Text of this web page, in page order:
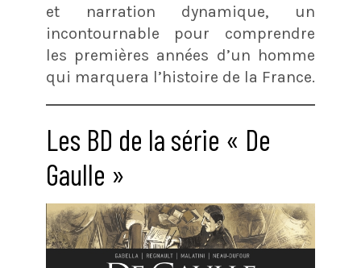
et narration dynamique, un
incontournable pour comprendre
les premières années d’un homme
qui marquera l’histoire de la France.
Les BD de la série « De
Gaulle »